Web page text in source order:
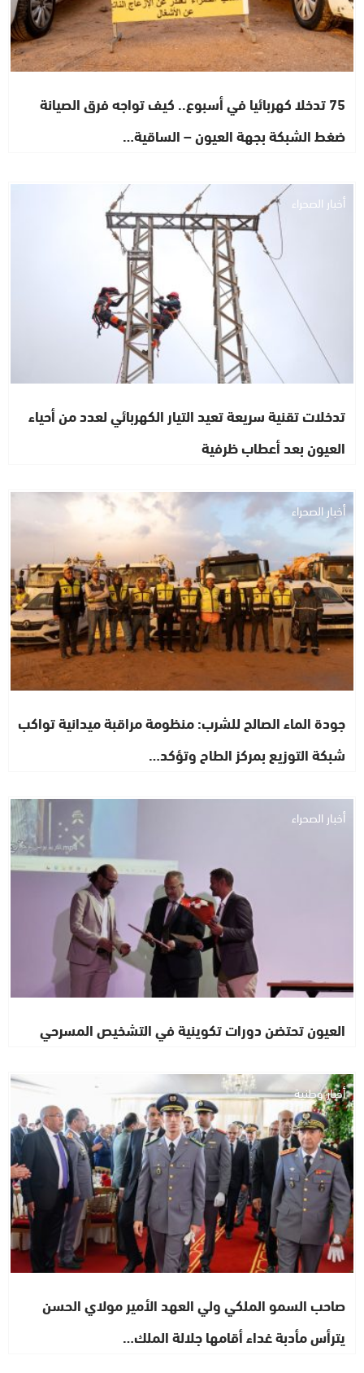
75 تدخلا كهربائيا في أسبوع.. كيف تواجه فرق الصيانة
ضغط الشبكة بجهة العيون – الساقية…
أخبار الصحراء
تدخلات تقنية سريعة تعيد التيار الكهربائي لعدد من أحياء
العيون بعد أعطاب ظرفية
أخبار الصحراء
جودة الماء الصالح للشرب: منظومة مراقبة ميدانية تواكب
شبكة التوزيع بمركز الطاح وتؤكد…
أخبار الصحراء
العيون تحتضن دورات تكوينية في التشخيص المسرحي
أخبار وطنية
صاحب السمو الملكي ولي العهد الأمير مولاي الحسن
يترأس مأدبة غداء أقامها جلالة الملك…